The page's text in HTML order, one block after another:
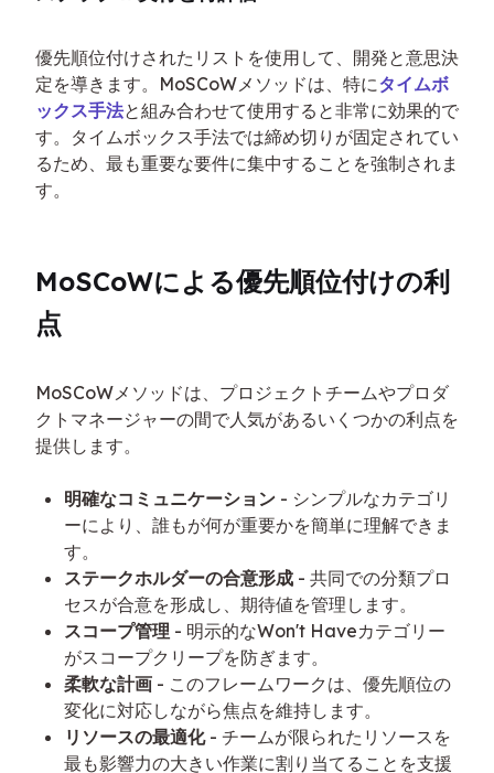
優先順位付けされたリストを使用して、開発と意思決
定を導きます。MoSCoWメソッドは、特にタイムボ
ックス手法と組み合わせて使用すると非常に効果的で
す。タイムボックス手法では締め切りが固定されてい
るため、最も重要な要件に集中することを強制されま
す。
MoSCoWによる優先順位付けの利
点
MoSCoWメソッドは、プロジェクトチームやプロダ
クトマネージャーの間で人気があるいくつかの利点を
提供します。
明確なコミュニケーション - シンプルなカテゴリ
ーにより、誰もが何が重要かを簡単に理解できま
す。
ステークホルダーの合意形成 - 共同での分類プロ
セスが合意を形成し、期待値を管理します。
スコープ管理 - 明示的なWon't Haveカテゴリー
がスコープクリープを防ぎます。
柔軟な計画 - このフレームワークは、優先順位の
変化に対応しながら焦点を維持します。
リソースの最適化- チームが限られたリソースを
最も影響力の大きい作業に割り当てることを支援